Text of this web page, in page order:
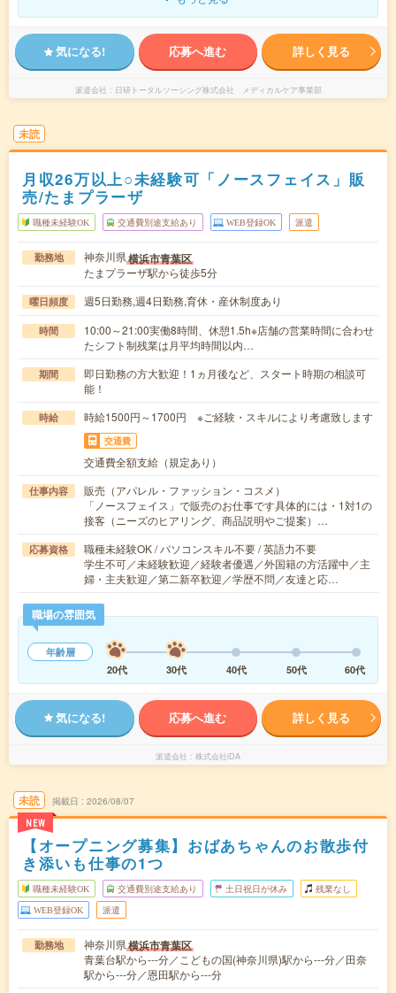
気になる! 応募へ進む 詳しく見る
派遣会社 日研トータルソーシング株式会社 メディカルケア事業部
未読
月収26万以上○未経験可「ノースフェイス」販
売/たまプラーザ
職種未経験OK 交通費別途支給あり WEB登録OK 派遣
勤務地 神奈川県横浜市青葉区
たまプラーザ駅から徒歩5分
曜日頻度 週5日勤務,週4日勤務,育休・産休制度あり
時間
10:00～21:00実働8時間、休憩1.5h※店舗の営業時間に合わせ
たシフト制残業は月平均時間以内…
期間
即日勤務の方大歓迎！1ヵ月後など、スタート時期の相談可
能！
時給 時給1500円～1700円 ※ご経験・スキルにより考慮致します
交通費
交通費全額支給（規定あり）
仕事内容
販売（アパレル・ファッション・コスメ）
「ノースフェイス」で販売のお仕事です具体的には・1対1の
接客（ニーズのヒアリング、商品説明やご提案）…
応募資格
職種未経験OK / パソコンスキル不要 / 英語力不要
学生不可／未経験歓迎／経験者優遇／外国籍の方活躍中／主
婦・主夫歓迎／第二新卒歓迎／学歴不問／友達と応…
職場の雰囲気
年齢層
20代
30代 40代 50代 60代
気になる! 応募へ進む 詳しく見る
派遣会社 株式会社iDA
未読
NEW
掲載日 2026/08/07
【オープニング募集】おばあちゃんのお散歩付
き添いも仕事の1つ
職種未経験OK 交通費別途支給あり 土日祝日が休み 残業なし
WEB登録OK 派遣
勤務地 神奈川県横浜市青葉区
青葉台駅から---分／こどもの国(神奈川県)駅から---分／田奈
駅から---分／恩田駅から---分